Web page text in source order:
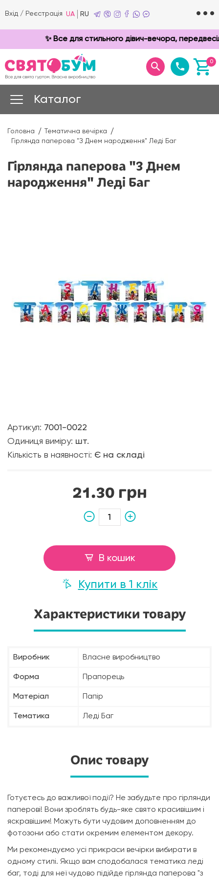
Вхід / Реєстрація UA RU
✨ Все для стильного дівич-вечора,
0
Каталог
Головна
Тематична вечірка
Гірлянда паперова "З Днем народження" Леді Баг
Гірлянда паперова "З Днем
народження" Леді Баг
Артикул: 7001-0022
Одиниця виміру: шт.
Кількість в наявності: Є на складі
21.30 грн
В кошик
Купити в 1 клік
Характеристики товару
Виробник Власне виробництво
Форма Прапорець
Матеріал Папір
Тематика Леді Баг
Опис товару
Готуєтесь до важливої події? Не забудьте про гірлянди
паперові! Вони зроблять будь-яке свято красивішим і
яскравішим! Можуть бути чудовим доповненням до
фотозони або стати окремим елементом декору.
Ми рекомендуємо усі прикраси вечірки вибирати в
одному стилі. Якщо вам сподобалася тематика леді
баг, тоді для неї чудово підійде гірлянда паперова "з